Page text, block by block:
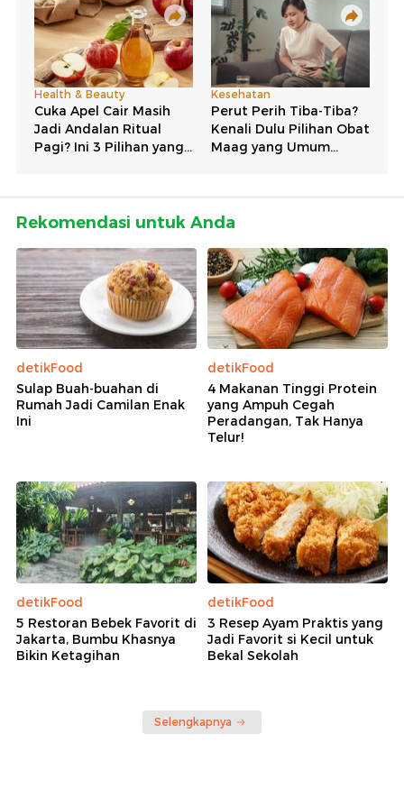
Rekomendasi untuk Anda
detikFood
Sulap Buah-buahan di
Rumah Jadi Camilan Enak
Ini
detikFood
4 Makanan Tinggi Protein
yang Ampuh Cegah
Peradangan, Tak Hanya
Telur!
detikFood
5 Restoran Bebek Favorit di
Jakarta, Bumbu Khasnya
Bikin Ketagihan
detikFood
3 Resep Ayam Praktis yang
Jadi Favorit si Kecil untuk
Bekal Sekolah
Selengkapnya